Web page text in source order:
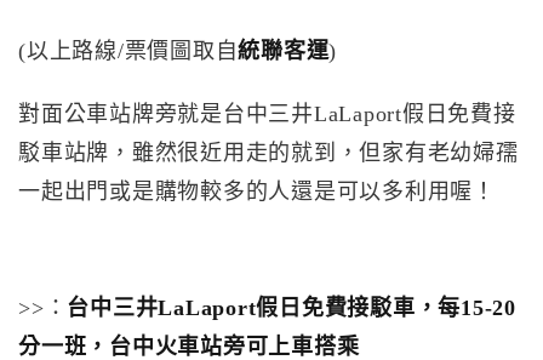
(以上路線/票價圖取自統聯客運)
對面公車站牌旁就是台中三井LaLaport假日免費接
駁車站牌，雖然很近用走的就到，但家有老幼婦孺
一起出門或是購物較多的人還是可以多利用喔！
>>： 台中三井LaLaport假日免費接駁車，每15-20
分一班，台中火車站旁可上車搭乘